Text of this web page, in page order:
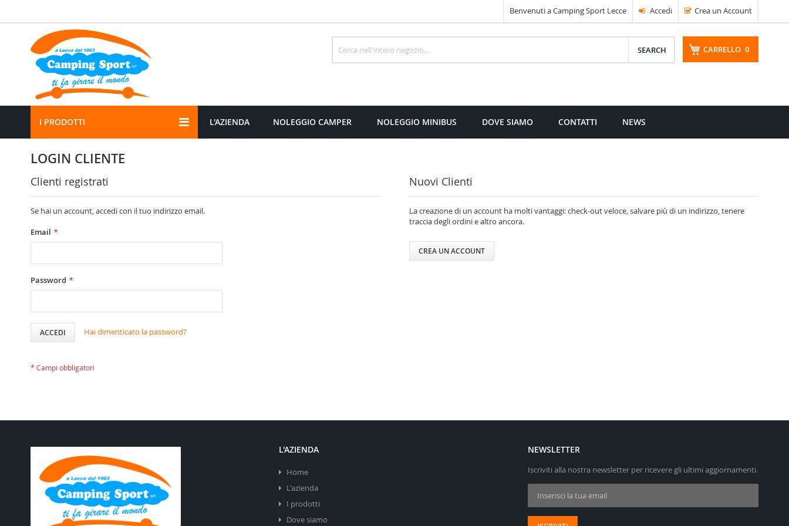
contenuto
Benvenuti a Camping Sport Lecce Accedi Crea un Account
CARRELLO 0
Cerca
L'AZIENDA NOLEGGIO CAMPER NOLEGGIO MINIBUS DOVE SIAMO CONTATTI NEWS
I PRODOTTI
LOGIN CLIENTE
Clienti registrati
Se hai un account, accedi con il tuo indirizzo email.
Email
Password
ACCEDI Hai dimenticato la password?
Nuovi Clienti
La creazione di un account ha molti vantaggi: check-out veloce, salvare più di un indirizzo, tenere
traccia degli ordini e altro ancora.
CREA UN ACCOUNT
L'AZIENDA
Home
L'azienda
I prodotti
Dove siamo
NEWSLETTER
Iscriviti alla nostra newsletter per ricevere gli ultimi aggiornamenti.
Iscriviti alla nostra Newsletter: